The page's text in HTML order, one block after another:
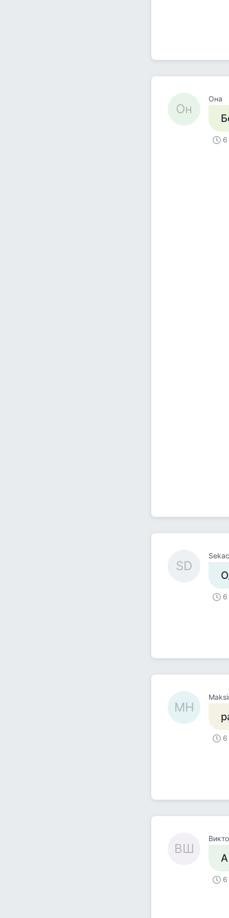
Он
Она
6
SD
6
MH
6
ВШ
А
6